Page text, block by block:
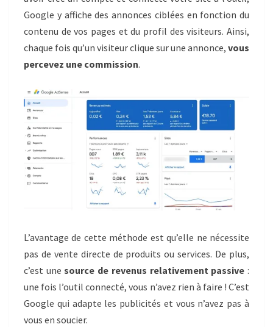
Google y affiche des annonces ciblées en fonction du
contenu de vos pages et du profil des visiteurs. Ainsi,
chaque fois qu’un visiteur clique sur une annonce, vous
percevez une commission.
L’avantage de cette méthode est qu’elle ne nécessite
pas de vente directe de produits ou services. De plus,
c’est unesource de revenus relativement passive :
une fois l’outil connecté, vous n’avez rien à faire ! C’est
Google qui adapte les publicités et vous n’avez pas à
vous en soucier.